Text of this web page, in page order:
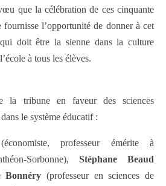
que la célébration de ces cinquante
fournisse l’opportunité de donner à cet
doit être la sienne dans la culture
à tous les élèves.
la tribune en faveur des sciences
le système éducatif :
professeur émérite à
Sorbonne), Stéphane Beaud
Bonnéry (professeur en sciences de